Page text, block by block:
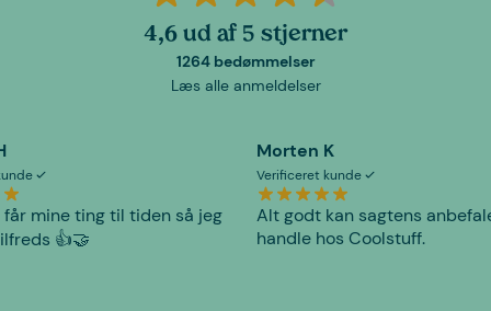
4,6 ud af 5 stjerner
1264 bedømmelser
Læs alle anmeldelser
får mine ting til tiden så jeg
👍🤝
Morten K
Verificeret kunde
Alt godt kan sagtens
handle hos Coolstuff.